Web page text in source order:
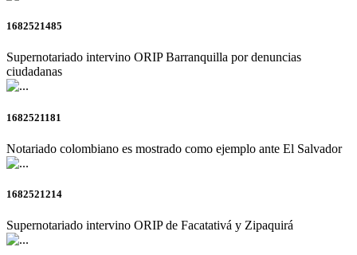
1682521485
Supernotariado intervino ORIP Barranquilla por denuncias
ciudadanas
1682521181
Notariado colombiano es mostrado como ejemplo ante El Salvador
1682521214
Supernotariado intervino ORIP de Facatativá y Zipaquirá